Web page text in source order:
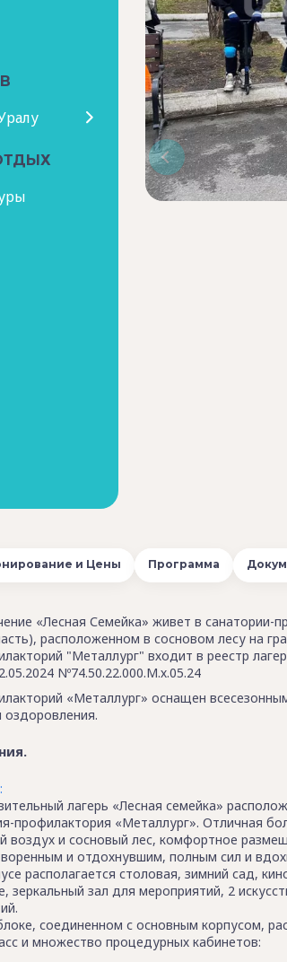
и Цены Программа
«Лесная Семейка» живет в санатории-
расположенном в сосновом лесу на
"Металлург" входит в реестр
Nº74.50.22.000.М.х.05.24
«Металлург» оснащен
оздоровления.
лагерь «Лесная семейка»
профилактория «Металлург». Отличная
воздух и сосновый лес, комфортное
и отдохнувшим, полным сил и
располагается столовая, зимний сад,
зеркальный зал для мероприятий, 2
соединенном с основным корпусом,
и множество процедурных кабинетов: